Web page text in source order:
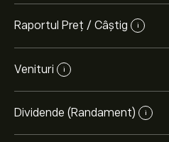
Raportul Preț / Câștig i
Venituri i
Dividende (Randament) i